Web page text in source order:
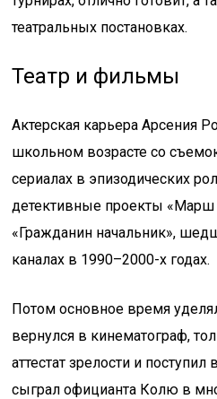
театральных постановках.
Театр и фильмы
Актерская карьера Арсения
школьном возрасте со
сериалах в эпизодических
детективные проекты «Марш
«Гражданин начальник»,
каналах в 1990–2000-х годах.
Потом основное время
вернулся в кинематограф,
аттестат зрелости и
сыграл официанта Колю в